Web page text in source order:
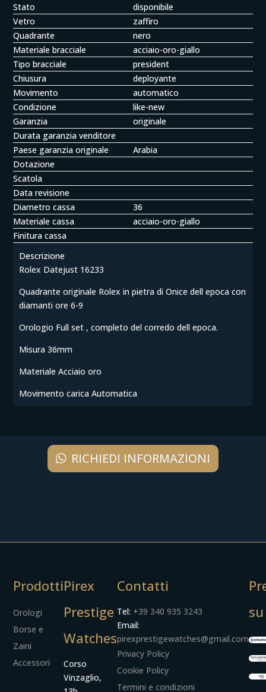
Stato
disponibile
Vetro
zaffiro
Quadrante
nero
Materiale bracciale
acciaio-oro-giallo
Tipo bracciale
president
Chiusura
deployante
Movimento
automatico
Condizione
like-new
Garanzia
originale
Durata garanzia venditore
Paese garanzia originale
Arabia
Dotazione
Scatola
Data revisione
Diametro cassa
36
Materiale cassa
acciaio-oro-giallo
Finitura cassa
Descrizione
Rolex Datejust 16233
Quadrante originale Rolex in pietra di Onice dell epoca con
diamanti ore 6-9
Orologio Full set , completo del corredo dell epoca.
Misura 36mm
Materiale Acciaio oro
Movimento carica Automatica
RICHIEDI INFORMAZIONI
Prodotti
Orologi
Borse e
Zaini
Accessori
Pirex
Prestige
Watches
Corso
Vinzaglio,
Contatti
Tel: +39 340 935 3243
Email:
pirexprestigewatches@gmail.com
Privacy Policy
Cookie Policy
Termini e condizioni
su